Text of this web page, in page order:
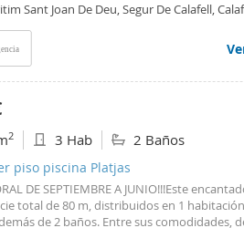
vistas al mar y cocina completa. La
movilidad y ascensor. Luz y sol todo el
vacaciones de verano en familia
y septiembre. Venga a verlo, le va a
muy buen estado •Sup. Útil 54m2 •Sup.
Sant Joan De Deu, Segur De Calafell,
2 3 Hab 2 Baños
piso piscina Platjas
DE SEPTIEMBRE A JUNIO!!!Este
total de 80 m, distribuidos en 1
de 2 baños. Entre sus comodidades,